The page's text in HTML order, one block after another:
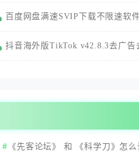
百度网盘满速SVIP下载不限速软
抖音海外版TikTok v42.8.3去广告
《先客论坛》 和 《科学刀》怎